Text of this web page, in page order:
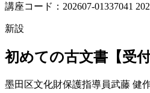
講座コード：202607-01337041
新設
初めての古文書【受付
墨田区文化財保護指導員武藤 健